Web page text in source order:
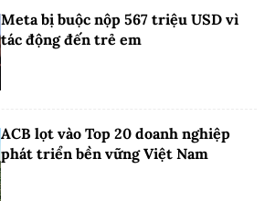
Meta bị buộc nộp 567 triệu USD vì
tác động đến trẻ em
ACB lọt vào Top 20 doanh nghiệp
phát triển bền vững Việt Nam